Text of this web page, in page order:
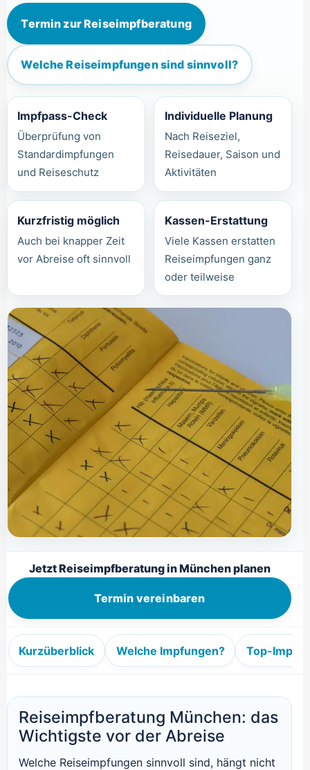
Termin zur Reiseimpfberatung
Welche Reiseimpfungen sind sinnvoll?
Impfpass-Check
Überprüfung von
Standardimpfungen
und Reiseschutz
Individuelle Planung
Nach Reiseziel,
Reisedauer, Saison und
Aktivitäten
Kurzfristig möglich
Auch bei knapper Zeit
vor Abreise oft sinnvoll
Kassen-Erstattung
Viele Kassen erstatten
Reiseimpfungen ganz
oder teilweise
Jetzt Reiseimpfberatung in München planen
Termin vereinbaren
Kurzüberblick Welche Impfungen? Top-
Reiseimpfberatung München: das
Wichtigste vor der Abreise
Welche Reiseimpfungen sinnvoll sind, hängt nicht